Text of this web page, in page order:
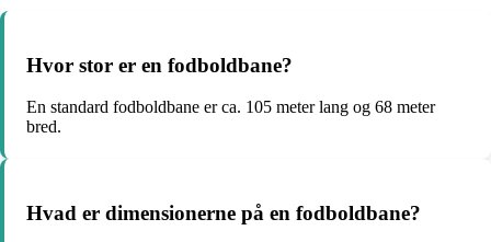
Hvor stor er en fodboldbane?
En standard fodboldbane er ca. 105 meter lang og 68 meter
bred.
Hvad er dimensionerne på en fodboldbane?